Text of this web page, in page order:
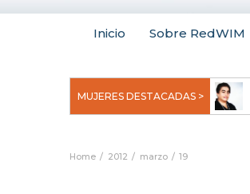
Inicio Sobre RedWIM
MUJERES DESTACADAS >
Uchegbu, pionera en
Home 2012 marzo 19